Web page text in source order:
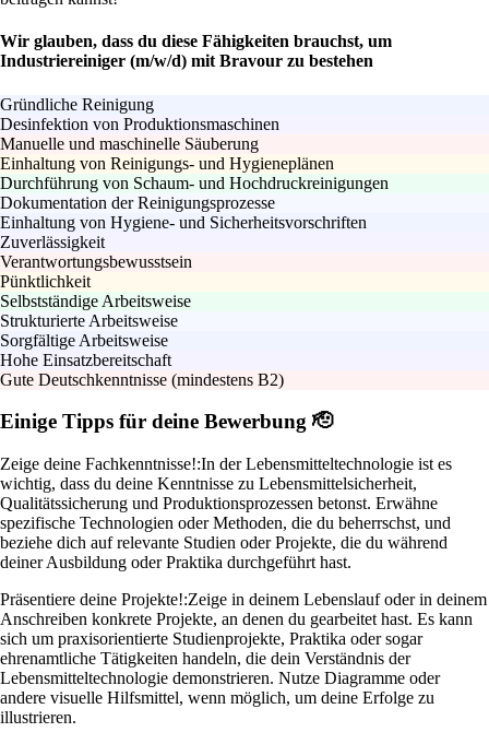
Wir glauben, dass du diese Fähigkeiten brauchst, um
Industriereiniger (m/w/d) mit Bravour zu bestehen
Gründliche Reinigung
Desinfektion von Produktionsmaschinen
Manuelle und maschinelle Säuberung
Einhaltung von Reinigungs- und Hygieneplänen
Durchführung von Schaum- und Hochdruckreinigungen
Dokumentation der Reinigungsprozesse
Einhaltung von Hygiene- und Sicherheitsvorschriften
Zuverlässigkeit
Verantwortungsbewusstsein
Pünktlichkeit
Selbstständige Arbeitsweise
Strukturierte Arbeitsweise
Sorgfältige Arbeitsweise
Hohe Einsatzbereitschaft
Gute Deutschkenntnisse (mindestens B2)
Einige Tipps für deine Bewerbung 🫡
Zeige deine Fachkenntnisse!:In der Lebensmitteltechnologie ist es
wichtig, dass du deine Kenntnisse zu Lebensmittelsicherheit,
Qualitätssicherung und Produktionsprozessen betonst. Erwähne
spezifische Technologien oder Methoden, die du beherrschst, und
beziehe dich auf relevante Studien oder Projekte, die du während
deiner Ausbildung oder Praktika durchgeführt hast.
Präsentiere deine Projekte!:Zeige in deinem Lebenslauf oder in deinem
Anschreiben konkrete Projekte, an denen du gearbeitet hast. Es kann
sich um praxisorientierte Studienprojekte, Praktika oder sogar
ehrenamtliche Tätigkeiten handeln, die dein Verständnis der
Lebensmitteltechnologie demonstrieren. Nutze Diagramme oder
andere visuelle Hilfsmittel, wenn möglich, um deine Erfolge zu
illustrieren.